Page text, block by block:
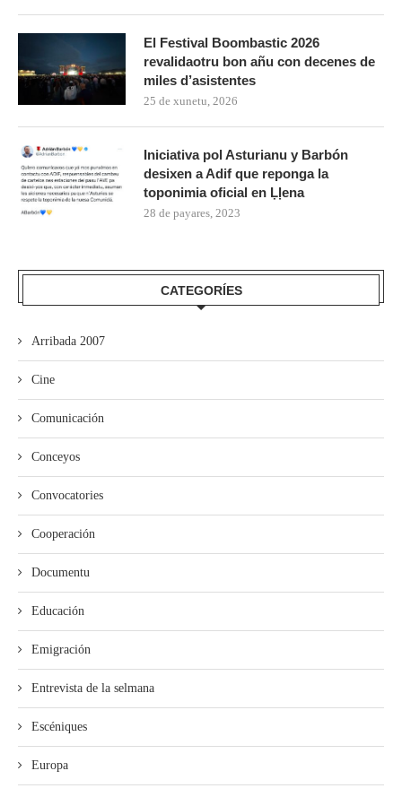
El Festival Boombastic 2026
revalidaotru bon añu con decenes de
miles d’asistentes
25 de xunetu, 2026
Iniciativa pol Asturianu y Barbón
desixen a Adif que reponga la
toponimia oficial en Ḷḷena
28 de payares, 2023
CATEGORÍES
Arribada 2007
Cine
Comunicación
Conceyos
Convocatories
Cooperación
Documentu
Educación
Emigración
Entrevista de la selmana
Escéniques
Europa